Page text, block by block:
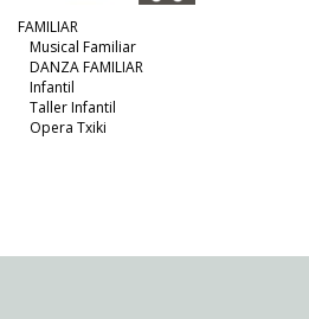
FAMILIAR
Musical Familiar
DANZA FAMILIAR
Infantil
Taller Infantil
Opera Txiki